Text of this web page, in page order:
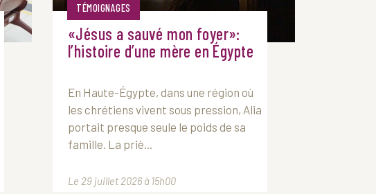
TÉMOIGNAGES
«Jésus a sauvé mon foyer»:
l’histoire d’une mère en Égypte
En Haute-Égypte, dans une région où
les chrétiens vivent sous pression, Alia
portait presque seule le poids de sa
famille. La priè...
Le 29 juillet 2026 à 15h00